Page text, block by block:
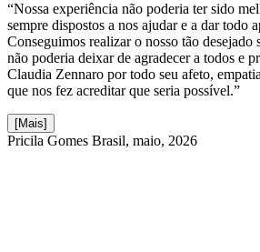
“Nossa experiência não poderia ter sido
sempre dispostos a nos ajudar e a dar todo
Conseguimos realizar o nosso tão desejado
não poderia deixar de agradecer a todos e
Claudia Zennaro por todo seu afeto,
que nos fez acreditar que seria possível.”
[Mais]
Pricila Gomes Brasil, maio, 2026